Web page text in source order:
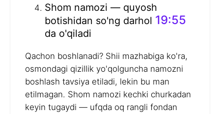
Shom namozi — quyosh
botishidan so'ng darhol 19:55
da o'qiladi
Qachon boshlanadi? Shii mazhabiga ko'ra,
osmondagi qizillik yo'qolguncha namozni
boshlash tavsiya etiladi, lekin bu man
etilmagan. Shom namozi kechki churkadan
keyin tugaydi — ufqda oq rangli fondan